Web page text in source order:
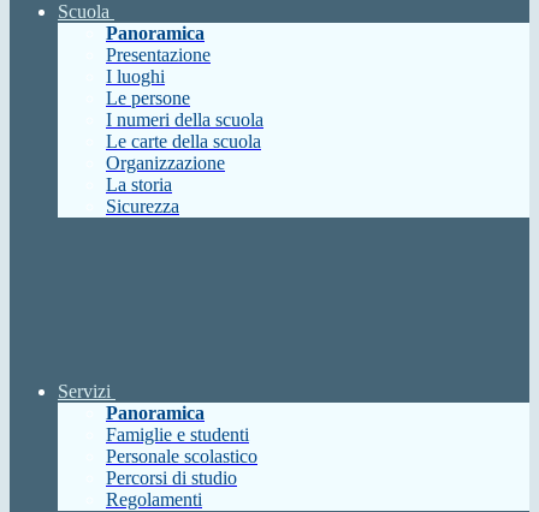
Scuola
Panoramica
Presentazione
I luoghi
Le persone
I numeri della scuola
Le carte della scuola
Organizzazione
La storia
Sicurezza
Servizi
Panoramica
Famiglie e studenti
Personale scolastico
Percorsi di studio
Regolamenti